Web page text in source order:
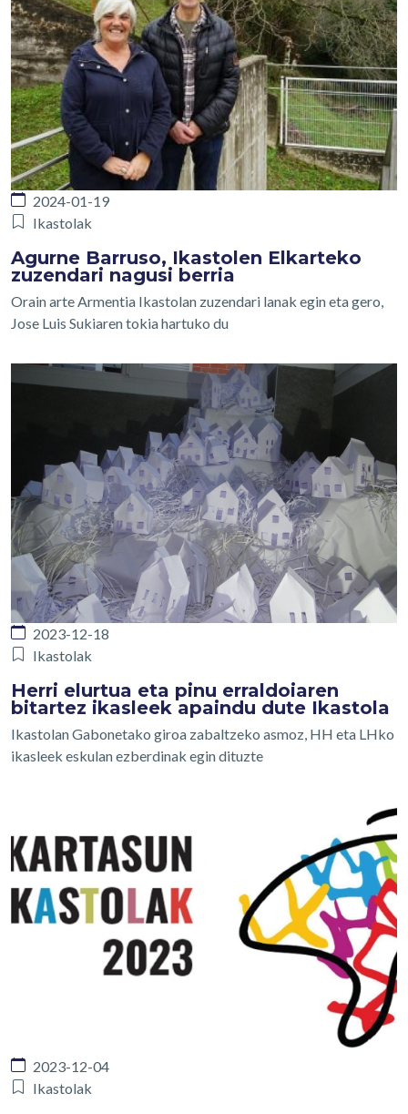
2024-01-19
Ikastolak
Agurne Barruso, Ikastolen Elkarteko
zuzendari nagusi berria
Orain arte Armentia Ikastolan zuzendari lanak egin eta gero,
Jose Luis Sukiaren tokia hartuko du
2023-12-18
Ikastolak
Herri elurtua eta pinu erraldoiaren
bitartez ikasleek apaindu dute Ikastola
Ikastolan Gabonetako giroa zabaltzeko asmoz, HH eta LHko
ikasleek eskulan ezberdinak egin dituzte
2023-12-04
Ikastolak